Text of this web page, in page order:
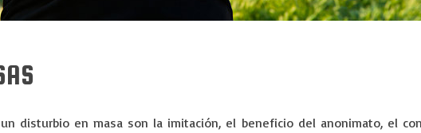
disturbio en masa son la imitación, el beneficio del anonimato, el